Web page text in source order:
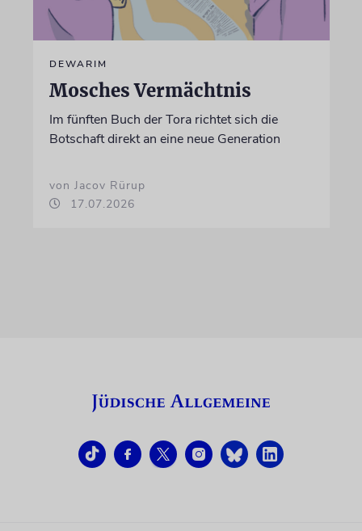
DEWARIM
Mosches Vermächtnis
Im fünften Buch der Tora richtet sich die
Botschaft direkt an eine neue Generation
von Jacov Rürup
17.07.2026